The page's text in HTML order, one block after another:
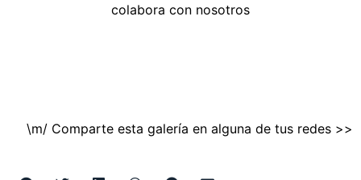
colabora con nosotros
\m/ Comparte esta galería en alguna de tus redes >>